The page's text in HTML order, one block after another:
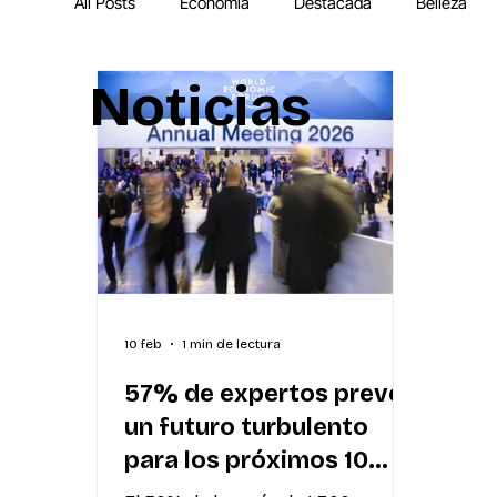
IA MEGA Experiencia Endeavor
57% de expertos prevé
un futuro turbulento
para los próximos 10
10 feb 1 min de lectura
Noticias